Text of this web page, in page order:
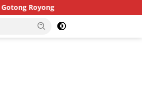
Mediasi Gagal Total, Kasus